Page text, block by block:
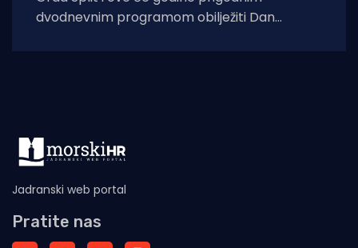
dvodnevnim programom obilježiti Dan
Jadranski web portal
Pratite nas